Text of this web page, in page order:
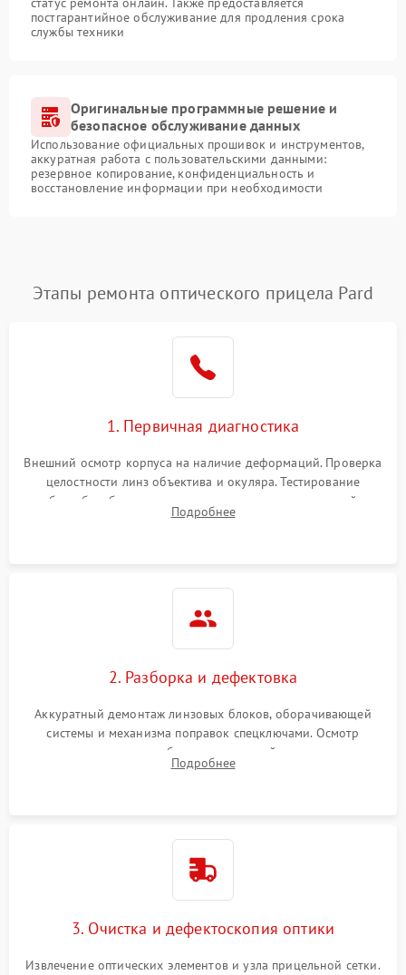
постгарантийное обслуживание для продления срока
службы техники
Оригинальные программные решение и
безопасное обслуживание данных
Использование официальных прошивок и инструментов,
аккуратная работа с пользовательскими данными:
резервное копирование, конфиденциальность и
восстановление информации при необходимости
Этапы ремонта оптического прицела Pard
1. Первичная диагностика
Внешний осмотр корпуса на наличие деформаций. Проверка
целостности линз объектива и окуляра. Тестирование
работы барабанчиков ввода поправок, кольца отстройки
параллакса и зума. Выявление сколов, внутренних
Подробнее
2. Разборка и дефектовка
Аккуратный демонтаж линзовых блоков, оборачивающей
системы и механизма поправок спецключами. Осмотр
внутренних резьбовых соединений, пружин и
уплотнительных колец. Поиск причин люфта, смещения
Подробнее
3. Очистка и дефектоскопия оптики
Извлечение оптических элементов и узла прицельной сетки.